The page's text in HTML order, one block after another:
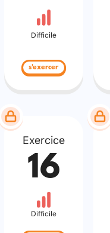
Difficile
s'exercer
Exercice
16
Difficile